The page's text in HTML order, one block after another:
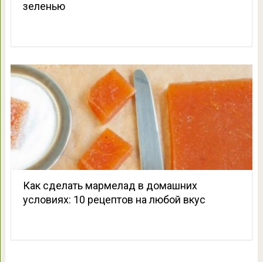
зеленью
Как сделать мармелад в домашних
условиях: 10 рецептов на любой вкус